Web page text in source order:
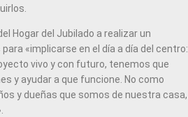
Hogar del Jubilado a realizar un
«implicarse en el día a día del
vivo y con futuro, tenemos que
y ayudar a que funcione. No como
y dueñas que somos de nuestra